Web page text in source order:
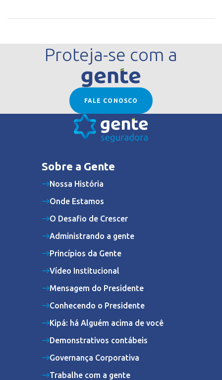
Proteja-se com a
FALE CONOSCO
Sobre a Gente
Nossa História
Onde Estamos
O Desafio de Crescer
Administrando a gente
Princípios da Gente
Vídeo Institucional
Mensagem do Presidente
Conhecendo o Presidente
Kipá: há Alguém acima de você
Demonstrativos contábeis
Governança Corporativa
Trabalhe com a gente